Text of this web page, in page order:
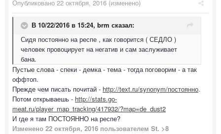
Опубликовано 22 октября, 2016 (изменено)
В 10/22/2016 в 15:24, brm сказал:
Сидя постоянно на респе , как говорится ( СЕДЛО )
человек провоцирует на негатив и сам заслуживает
бана.
Пустые слова - спеки - демка - тема - тогда поговорим - а так
оффтоп.
Прежде чем писать почитай - http://text.ru/synonym/постоянно.
Потом открываешь - http://stats.go-
meat.ru/player_map_tracking/417932/?map=de_dust2
И где я там ПОСТОЯННО на респе?
Изменено 22 октября, 2016 пользователем St. >8